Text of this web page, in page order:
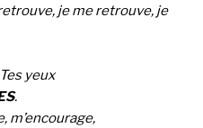
je me retrouve, je
yeux
.
m’encourage,